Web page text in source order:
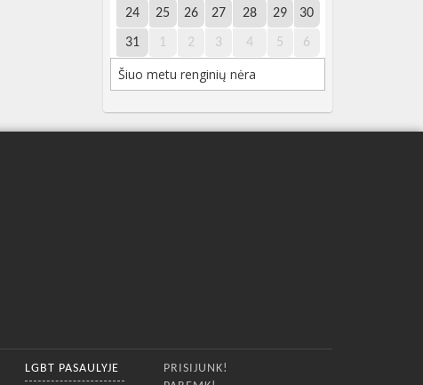
24 25 26 27 28 29 30
31 1 2 3 4 5 6
Šiuo metu renginių nėra
LGBT PASAULYJE
PRISIJUNK!